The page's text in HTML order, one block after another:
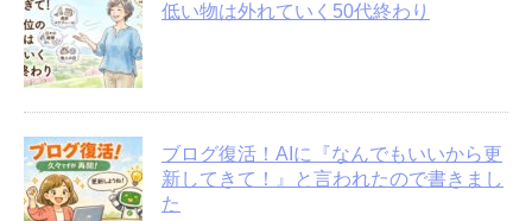
低い物は外れていく50代終わり
ブログ復活！AIに『なんでもいいから更
新してきて！』と言われたので書きまし
た